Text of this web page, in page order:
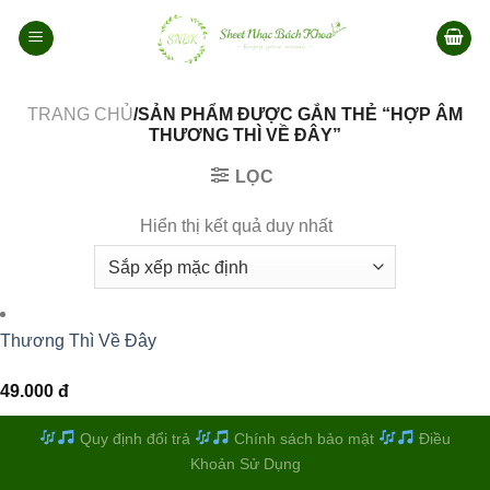
qua
TRANG CHỦ/SẢN PHẨM ĐƯỢC GẮN THẺ “HỢP ÂM
THƯƠNG THÌ VỀ ĐÂY”
LỌC
Hiển thị kết quả duy nhất
Thương Thì Về Đây
49.000 đ
Quy định đổi trả Chính sách bảo mật
Điều
Khoản Sử Dụng